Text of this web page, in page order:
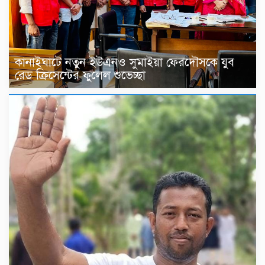
কানাইঘাটে নতুন ইউএনও সুমাইয়া ফেরদৌসকে যুব
রেড ক্রিসেন্টের ফুলেল শুভেচ্ছা